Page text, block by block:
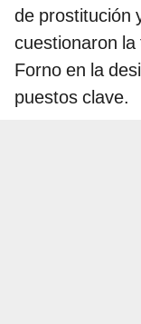
de prostitución
cuestionaron
Forno en la
puestos clave.